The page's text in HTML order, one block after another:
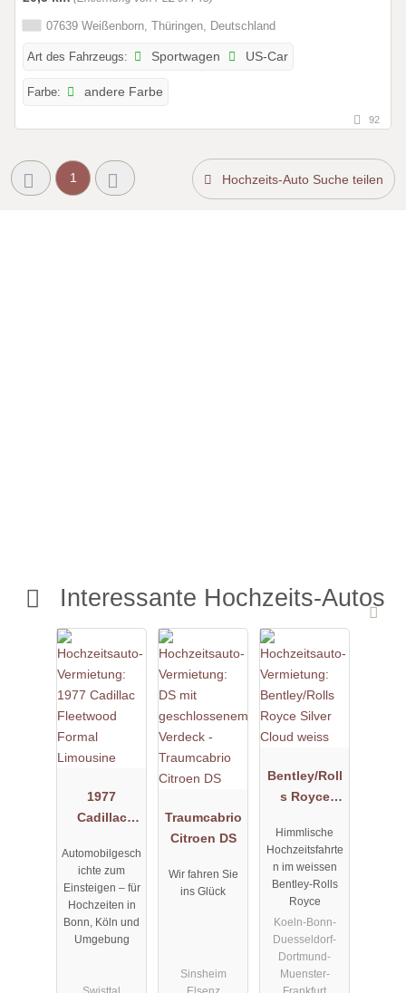
07639 Weißenborn, Thüringen, Deutschland
Art des Fahrzeugs: Sportwagen US-Car
Farbe: andere Farbe
92
1 Hochzeits-Auto Suche teilen
Interessante Hochzeits-Autos
1977
Cadillac
Formal
Limousine
Automobilgesch
ichte zum
Einsteigen – für
Hochzeiten in
Bonn, Köln und
Umgebung
Traumcabrio
Citroen DS
Wir fahren Sie
ins Glück
Sinsheim
Bentley/Roll
s Royce
weiss
Himmlische
Hochzeitsfahrte
n im weissen
Bentley-Rolls
Royce
Koeln-Bonn-
Duesseldorf-
Dortmund-
Muenster-